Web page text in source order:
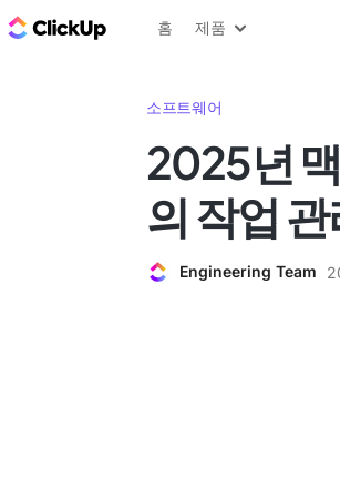
ClickUp 블로그
홈 제품
소프트웨어
2025년
의 작업
Engineering Team